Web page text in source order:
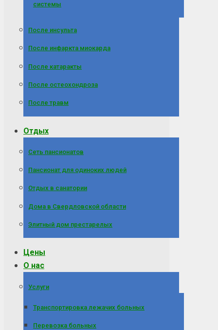
системы
После инсульта
После инфаркта миокарда
После катаракты
После остеохондроза
После травм
Отдых
Сеть пансионатов
Пансионат для одиноких людей
Отдых в санатории
Дома в Свердловской области
Элитный дом престарелых
Цены
О нас
Услуги
Транспортировка лежачих больных
Перевозка больных